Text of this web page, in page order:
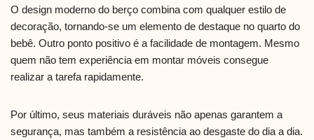
O design moderno do berço combina com qualquer estilo de
decoração, tornando-se um elemento de destaque no quarto do
bebê. Outro ponto positivo é a facilidade de montagem. Mesmo
quem não tem experiência em montar móveis consegue
realizar a tarefa rapidamente.
Por último, seus materiais duráveis não apenas garantem a
segurança, mas também a resistência ao desgaste do dia a dia.